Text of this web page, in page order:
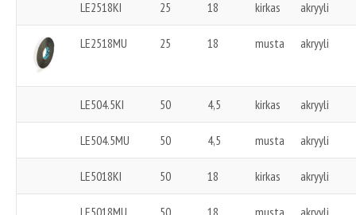
LE2518KI 25 18 kirkas akryyli
LE2518MU 25 18 musta akryyli
LE504.5KI 50 4,5 kirkas akryyli
LE504.5MU 50 4,5 musta akryyli
LE5018KI 50 18 kirkas akryyli